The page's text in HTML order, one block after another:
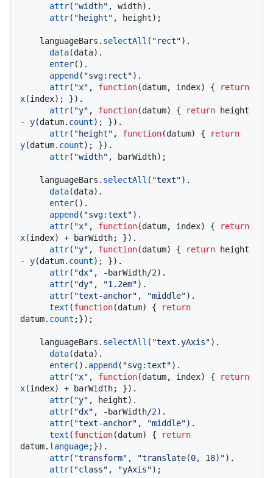
attr( "width" , width).
attr( "height" , height);
    languageBars.
selectAll ( "rect").
data(data).
enter().
append( "svg:rect").
attr( "x" , function(datum, index) {
return
x(index); }).
attr( "y" , function(datum) { return height
- y(datum. count); }).
attr( "height" , function(datum) {
return
y(datum. count); }).
attr( "width" , barWidth);
    languageBars.
selectAll ( "text").
data(data).
enter().
append( "svg:text").
attr( "x" , function(datum, index) {
return
x(index) + barWidth; }).
attr( "y" , function(datum) { return height
- y(datum. count); }).
attr( "dx" , -barWidth/2).
attr( "dy" , "1.2em").
attr( "text-anchor" , "middle").
text (function(datum) {
return
datum. count ;});
    languageBars.
selectAll ( "text.yAxis").
data(data).
enter(). append( "svg:text").
attr( "x" , function(datum, index) {
return
x(index) + barWidth; }).
attr( "y" , height).
attr( "dx" , -barWidth/2).
attr( "text-anchor" , "middle").
text (function(datum) {
return
datum. language;}).
attr( "transform" , "translate(0, 18)").
attr( "class" , "yAxis");